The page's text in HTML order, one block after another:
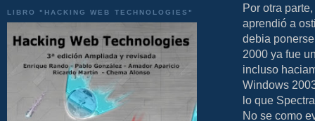
LIBRO "HACKING WEB TECHNOLOGIES"
Por otra
aprendió a
debia
2000 ya fue
incluso
Windows
lo que
No se como